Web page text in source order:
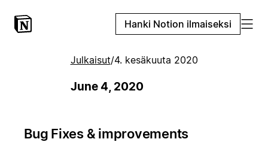
Hanki Notion ilmaiseksi
Julkaisut/4. kesäkuuta 2020
June 4, 2020
Bug Fixes & improvements